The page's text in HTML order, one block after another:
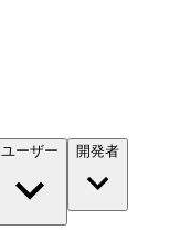
ユーザー 開発者​